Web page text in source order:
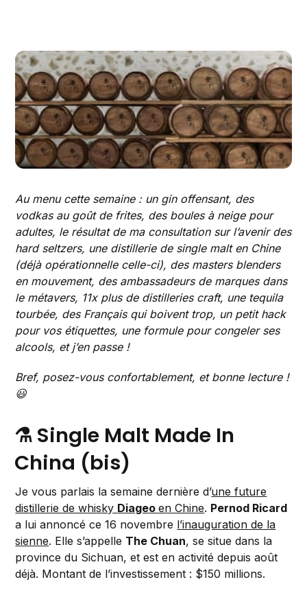
Au menu cette semaine : un gin offensant, des
vodkas au goût de frites, des boules à neige pour
adultes, le résultat de ma consultation sur l’avenir des
hard seltzers, une distillerie de single malt en Chine
(déjà opérationnelle celle-ci), des masters blenders
en mouvement, des ambassadeurs de marques dans
le métavers, 11x plus de distilleries craft, une tequila
tourbée, des Français qui boivent trop, un petit hack
pour vos étiquettes, une formule pour congeler ses
alcools, et j’en passe !
Bref, posez-vous confortablement, et bonne lecture !
😃
⚗️ Single Malt Made In
China (bis)
Je vous parlais la semaine dernière d’une future
distillerie de whisky Diageoen Chine. Pernod Ricard
a lui annoncé ce 16 novembre l’inauguration de la
sienne. Elle s’appelle The Chuan, se situe dans la
province du Sichuan, et est en activité depuis août
déjà. Montant de l’investissement : $150 millions.